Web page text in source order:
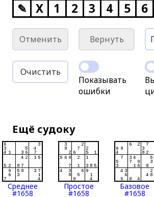
✎ X 1 2 3 4 5 6
Отменить Вернуть
Очистить
Показывать
ошибки
Ещё судоку
Среднее
#1658
Простое
#1658
Базовое
#1658